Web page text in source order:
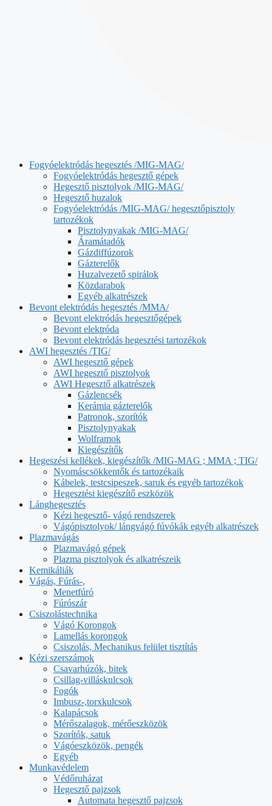
Fogyóelektródás hegesztés /MIG-MAG/
Fogyóelektródás hegesztő gépek
Hegesztő pisztolyok /MIG-MAG/
Hegesztő huzalok
Fogyóelektródás /MIG-MAG/ hegesztőpisztoly
tartozékok
Pisztolynyakak /MIG-MAG/
Áramátadók
Gázdiffúzorok
Gázterelők
Huzalvezető spirálok
Közdarabok
Egyéb alkatrészek
Bevont elektródás hegesztés /MMA/
Bevont elektródás hegesztőgépek
Bevont elektróda
Bevont elektródás hegesztési tartozékok
AWI hegesztés /TIG/
AWI hegesztő gépek
AWI hegesztő pisztolyok
AWI Hegesztő alkatrészek
Gázlencsék
Kerámia gázterelők
Patronok, szorítók
Pisztolynyakak
Wolframok
Kiegészítők
Hegeszési kellékek, kiegészítők /MIG-MAG ; MMA ; TIG/
Nyomáscsökkentők és tartozékaik
Kábelek, testcsipeszek, saruk és egyéb tartozékok
Hegesztési kiegészítő eszközök
Lánghegesztés
Kézi hegesztő- vágó rendszerek
Vágópisztolyok/ lángvágó fúvókák egyéb alkatrészek
Plazmavágás
Plazmavágó gépek
Plazma pisztolyok és alkatrészeik
Kemikáliák
Vágás, Fúrás-,
Menetfúró
Fúrószár
Csiszolástechnika
Vágó Korongok
Lamellás korongok
Csiszolás, Mechanikus felület tisztítás
Kézi szerszámok
Csavarhúzók, bitek
Csillag-villáskulcsok
Fogók
Imbusz-,torxkulcsok
Kalapácsok
Mérőszalagok, mérőeszközök
Szorítók, satuk
Vágóeszközök, pengék
Egyéb
Munkavédelem
Védőruházat
Hegesztő pajzsok
Automata hegesztő pajzsok